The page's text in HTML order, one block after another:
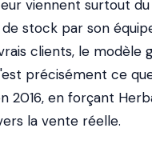
viennent surtout
stock par son
clients, le modèle
précisément ce
2016, en forçant
la vente réelle.